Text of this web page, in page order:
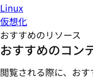
Linux
仮想化
おすすめのリソース
おすすめのコン
閲覧される際に、おす